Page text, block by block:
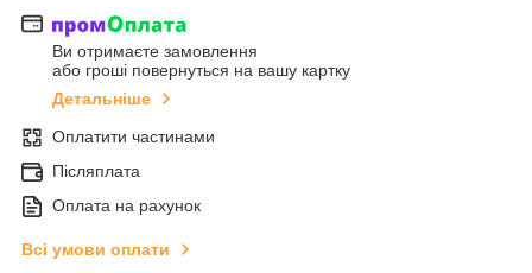
Ви отримаєте замовлення
або гроші повернуться на вашу картку
Детальніше
Оплатити частинами
Післяплата
Оплата на рахунок
Всі умови оплати